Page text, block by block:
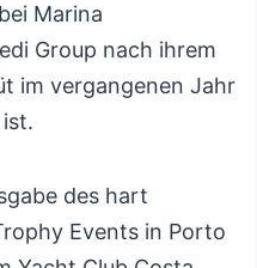
Marina
Group nach ihrem
im vergangenen Jahr
des hart
Events in Porto